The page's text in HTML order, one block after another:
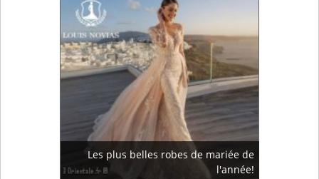
Les plus belles robes de mariée de
l'année!